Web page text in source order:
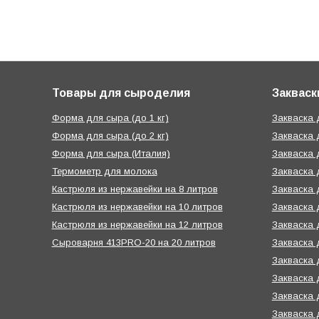
Товары для сыроделия
Форма для сыра (до 1 кг)
Форма для сыра (до 2 кг)
Форма для сыра (Италия)
Термометр для молока
Кастрюля из нержавейки на 8 литров
Кастрюля из нержавейки на 10 литров
Кастрюля из нержавейки на 12 литров
Сыроварня 413PRO-20 на 20 литров
Закваска
Закваска
Закваска
Закваска
Закваска
Закваска
Закваска
Закваска
Закваска
Закваска
Закваска
Закваска